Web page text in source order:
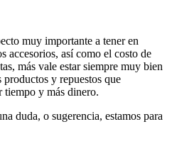
muy importante a tener en
accesorios, así como el costo de
más vale estar siempre muy bien
y repuestos que
tiempo y más dinero.
duda, o sugerencia, estamos para